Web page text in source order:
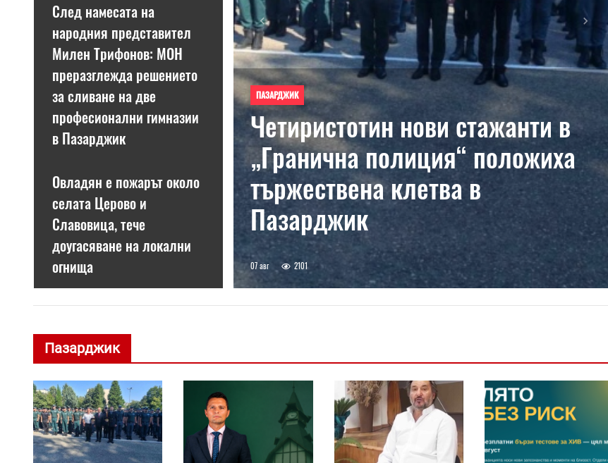
След намесата на
народния представител
Милен Трифонов: МОН
преразглежда решението
за сливане на две
професионални гимназии
в Пазарджик
Овладян е пожарът около
селата Церово и
Славовица, тече
доугасяване на локални
огнища
ПАЗАРДЖИК
Четиристотин нови стажанти в
„Гранична полиция“ положиха
тържествена клетва в
Пазарджик
07 авг 2101
Previous Next
Пазарджик